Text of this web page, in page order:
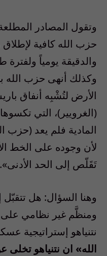
وتقول المصادر
حزب الله كافية
والدقيقة يومياً
وكذلك أنهى حزب الله
الأرض لتُشْبِه أنفاق
(الغرويير)، التي
المادية فلم يعد (حزب
لأن وجوده على الخط
تَقَلّص إلى الحد الأدنى».
وهنا السؤال: هل
ومنظَّم غير نظامي
نتنياهو إستراتيجية
الله» ان نتنياهو